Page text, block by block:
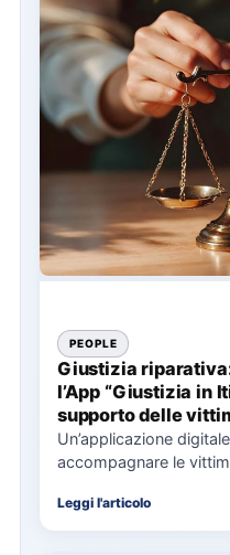
PEOPLE
Giustizia
l’App “Giustizia in
supporto delle
Un’applicazione
accompagnare le
Leggi l'articolo